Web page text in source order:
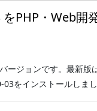
をPHP・Web
ージョンです。最新
03をインストールしま